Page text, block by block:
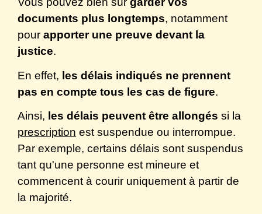
documents plus longtemps, notamment
pour apporter une preuve devant la
justice.
En effet, les délais indiqués ne prennent
pas en compte tous les cas de figure.
Ainsi, les délais peuvent être allongés si la
prescription est suspendue ou interrompue.
Par exemple, certains délais sont suspendus
tant qu'une personne est mineure et
commencent à courir uniquement à partir de
la majorité.